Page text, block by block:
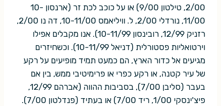
2/00, טילטון 9/00) או על כוכב לכת זר (ארנסון 10-
11/00, נורדלי 2/00, ל. וויליאמס 10-11/00, דה נו 2/00,
רזניק 12/99, רובינסון 10-11/99). אנו מקבלים אפילו
וירטואליות פסטורלית (דניאל 10-11/99). וכשחיזרים
מגיעים אל כדור הארץ, הם כמעט תמיד מופיעים על רקע
של עיר קטנה, או רקע כפרי או פרימיטיבי ממש, בין אם
בעבר (סליבן 7/00), בסביבות ההווה (אברהם 12/99,
פיצ'ינסקי 1/00, ריד 7/00) או בעתיד (פנדלטון 7/00).